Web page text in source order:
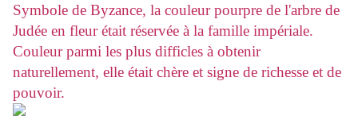
Symbole de Byzance, la couleur pourpre de l'arbre de
Judée en fleur était réservée à la famille impériale.
Couleur parmi les plus difficles à obtenir
naturellement, elle était chère et signe de richesse et de
pouvoir.